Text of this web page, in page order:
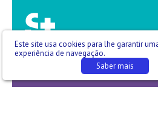
Notícias da Saúde -T03 E121 -
Este site usa cookies para lhe garantir
experiência de navegação.
Saber mais